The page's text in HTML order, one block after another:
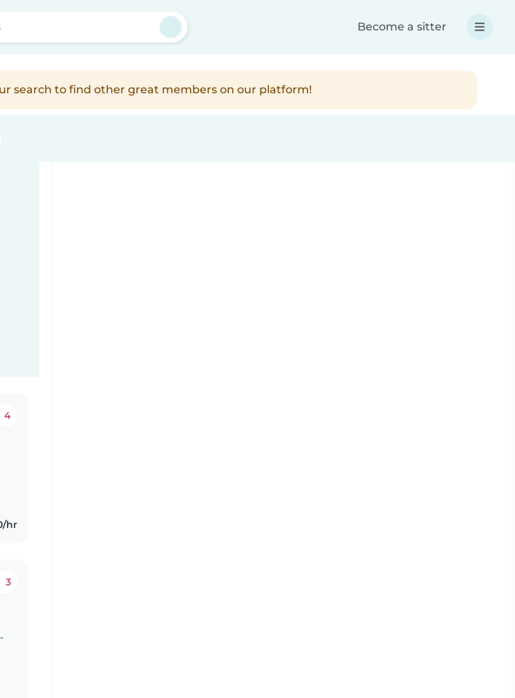
Become a sitter
search to find other great members on our platform!
4
hr
3